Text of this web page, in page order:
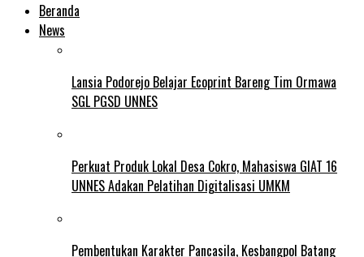
Beranda
News
Lansia Podorejo Belajar Ecoprint Bareng Tim Ormawa
SGL PGSD UNNES
Perkuat Produk Lokal Desa Cokro, Mahasiswa GIAT 16
UNNES Adakan Pelatihan Digitalisasi UMKM
Pembentukan Karakter Pancasila, Kesbangpol Batang